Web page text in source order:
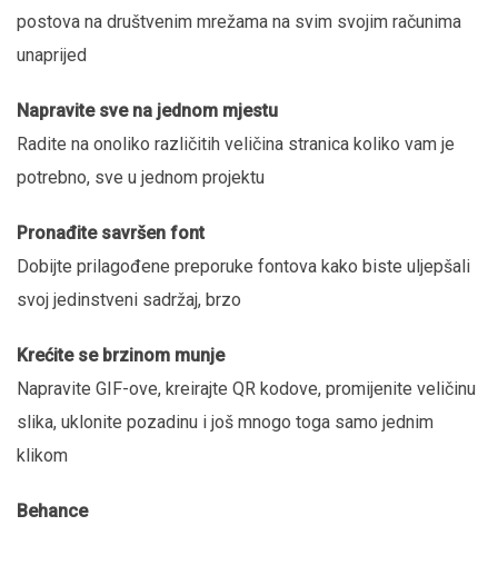
postova na društvenim mrežama na svim svojim računima
unaprijed
Napravite sve na jednom mjestu
Radite na onoliko različitih veličina stranica koliko vam je
potrebno, sve u jednom projektu
Pronađite savršen font
Dobijte prilagođene preporuke fontova kako biste uljepšali
svoj jedinstveni sadržaj, brzo
Krećite se brzinom munje
Napravite GIF-ove, kreirajte QR kodove, promijenite veličinu
slika, uklonite pozadinu i još mnogo toga samo jednim
klikom
Behance